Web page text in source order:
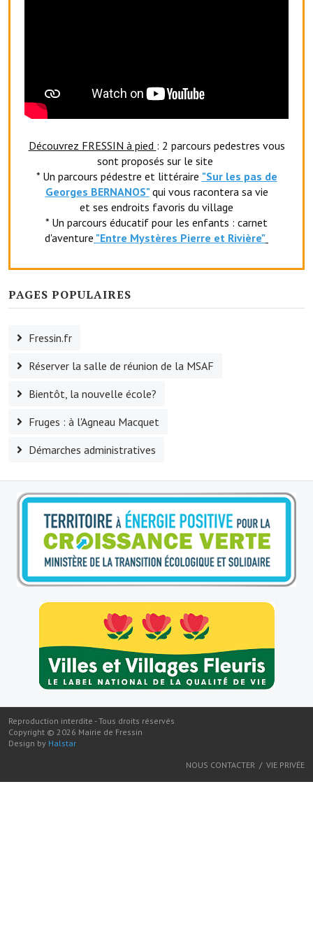
La chèvrerie de la Planquette
Découvrez FRESSIN à pied : 2 parcours pedestres vous
sont proposés sur le site
* Un parcours pédestre et littéraire "Sur les pas de
Georges BERNANOS" qui vous racontera sa vie
et ses endroits favoris du village
* Un parcours éducatif pour les enfants : carnet
d'aventure "Entre Mystères Pierre et Rivière"
PAGES POPULAIRES
Fressin.fr
Réserver la salle de réunion de la MSAF
Bientôt, la nouvelle école?
Fruges : à l'Agneau Macquet
Démarches administratives
Reproduction interdite - Tous droits réservés
Copyright © 2026 Mairie de Fressin
Design by Halstar
NOUS CONTACTER VIE PRIVÉE